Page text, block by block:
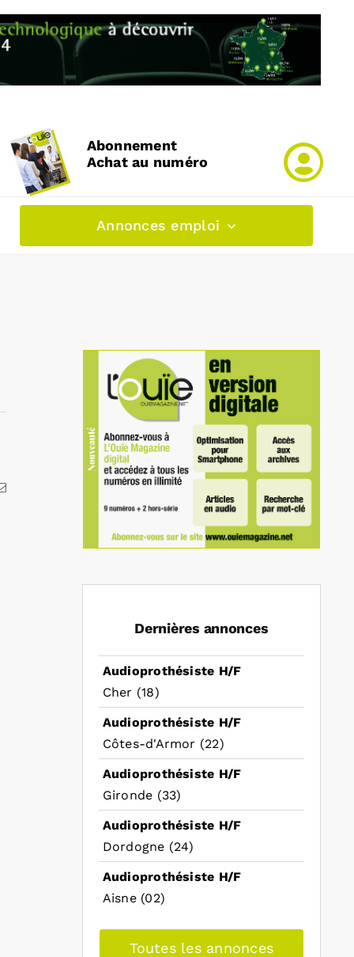
Abonnement
Achat au numéro
Annonces emploi
Email
Dernières annonces
Audioprothésiste H/F
Cher (18)
Audioprothésiste H/F
Côtes-d'Armor (22)
Audioprothésiste H/F
Gironde (33)
Audioprothésiste H/F
Dordogne (24)
Audioprothésiste H/F
Aisne (02)
Toutes les annonces